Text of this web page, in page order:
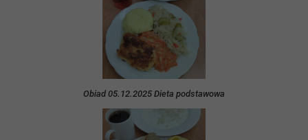
Obiad 05.12.2025 Dieta podstawowa